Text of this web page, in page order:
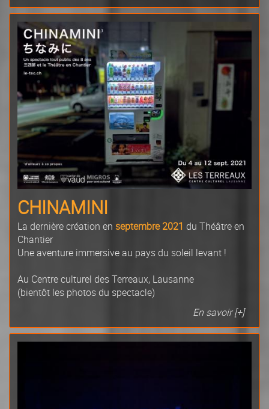
CHINAMINI
La dernière création en septembre 2021 du Théâtre en
Chantier
Une aventure immersive au pays du soleil levant !
Au Centre culturel des Terreaux, Lausanne
(bientôt les photos du spectacle)
En savoir [+]